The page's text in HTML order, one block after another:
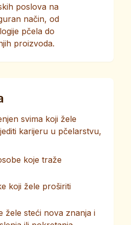
poslova na
način, od
pčela do
proizvoda.
svima koji žele
karijeru u pčelarstvu,
koje traže
koji žele proširiti
žele steći nova znanja i